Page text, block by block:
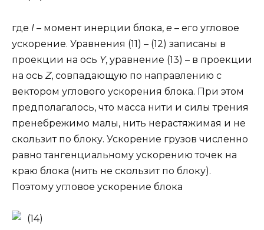
где I – момент инерции блока, e – его угловое
ускорение. Уравнения (11) – (12) записаны в
проекции на ось Y, уравнение (13) – в проекции
на ось Z, совпадающую по направлению с
вектором углового ускорения блока. При этом
предполагалось, что масса нити и силы трения
пренебрежимо малы, нить нерастяжимая и не
скользит по блоку. Ускорение грузов численно
равно тангенциальному ускорению точек на
краю блока (нить не скользит по блоку).
Поэтому угловое ускорение блока
(14)